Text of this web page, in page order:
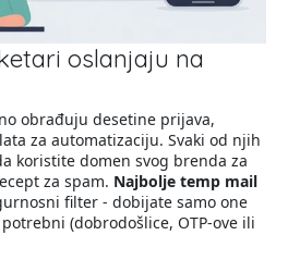
oslanjaju na
obrađuju desetine prijava,
za automatizaciju. Svaki od njih
koristite domen svog brenda za
za spam. Najbolje temp mail
filter - dobijate samo one
(dobrodošlice, OTP-ove ili